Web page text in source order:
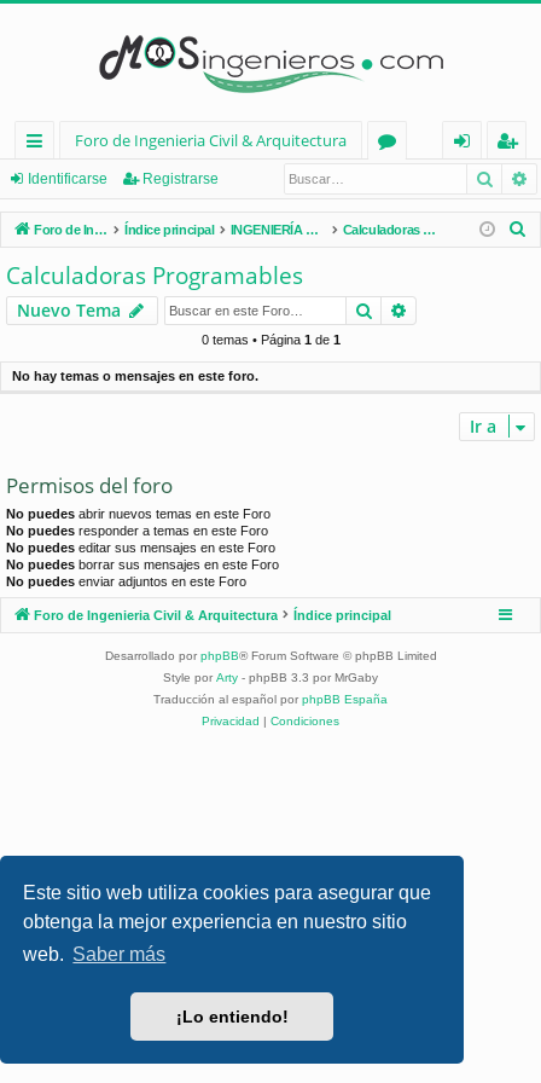
Este sitio web utiliza cookies para asegurar que
obtenga la mejor experiencia en nuestro sitio
web. Saber más
¡Lo entiendo!
nl
ac
es
rá
pi
d
Foro de Ingenieria Civil & Arquitectura
os
nt
ifi
e
eg
ist
ra
Identificarse Registrarse
Foro de Ingenieria Civil & Arquitectura Índice principal INGENIERÍA CIVIL (España) Calculadoras Programables
r
Calculadoras Programables
Nuevo Tema Buscar
0 temas • Página 1de 1
No hay temas o mensajes en este foro.
Ir a
Permisos del foro
No puedes abrir nuevos temas en este Foro
No puedes responder a temas en este Foro
No puedes editar sus mensajes en este Foro
No puedes borrar sus mensajes en este Foro
No puedes enviar adjuntos en este Foro
Foro de Ingenieria Civil & Arquitectura Índice principal
Desarrollado por phpBB® Forum Software © phpBB Limited
Style por Arty - phpBB 3.3 por MrGaby
Traducción al español por phpBB España
Privacidad | Condiciones